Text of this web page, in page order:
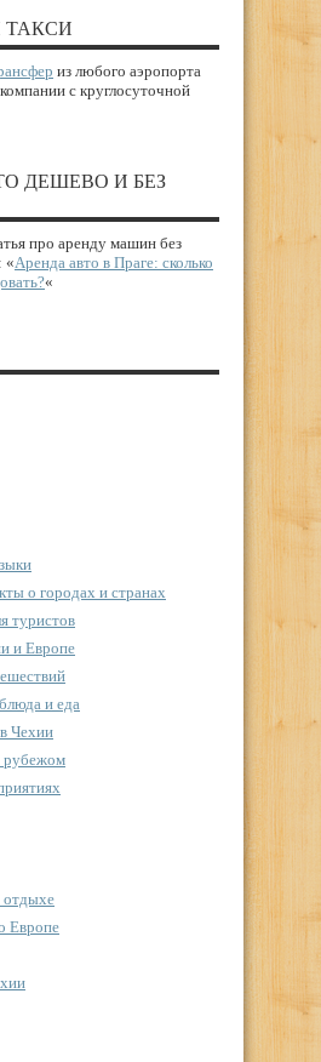
ТАКСИ
из любого аэропорта
с круглосуточной
ДЕШЕВО И БЕЗ
про аренду машин без
«Аренда авто в Праге: сколько
«
о городах и странах
туристов
и Европе
и еда
Чехии
рубежом
отдыхе
Европе